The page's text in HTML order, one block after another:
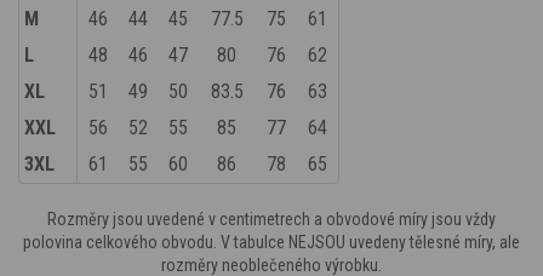
M
46 44 45 77.5 75
61
L
48 46 47 80 76
62
XL
51 49 50 83.5 76
63
XXL
56 52 55 85 77
64
3XL
61 55 60 86 78 65
Rozměry jsou uvedené v centimetrech a obvodové míry jsou vždy
polovina celkového obvodu. V tabulce NEJSOU uvedeny tělesné míry, ale
rozměry neoblečeného výrobku.